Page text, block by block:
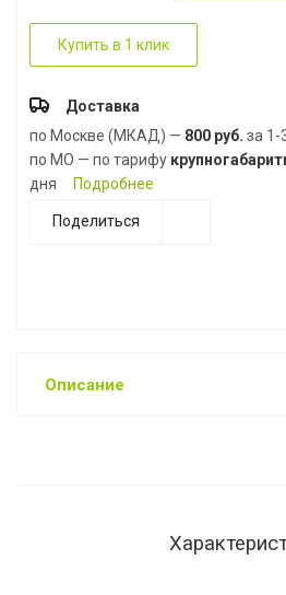
Купить в 1 клик
Доставка
по Москве (МКАД) — 800 руб. за 1-
по МО — по тарифу
дня
Подробнее
Поделиться
Описание